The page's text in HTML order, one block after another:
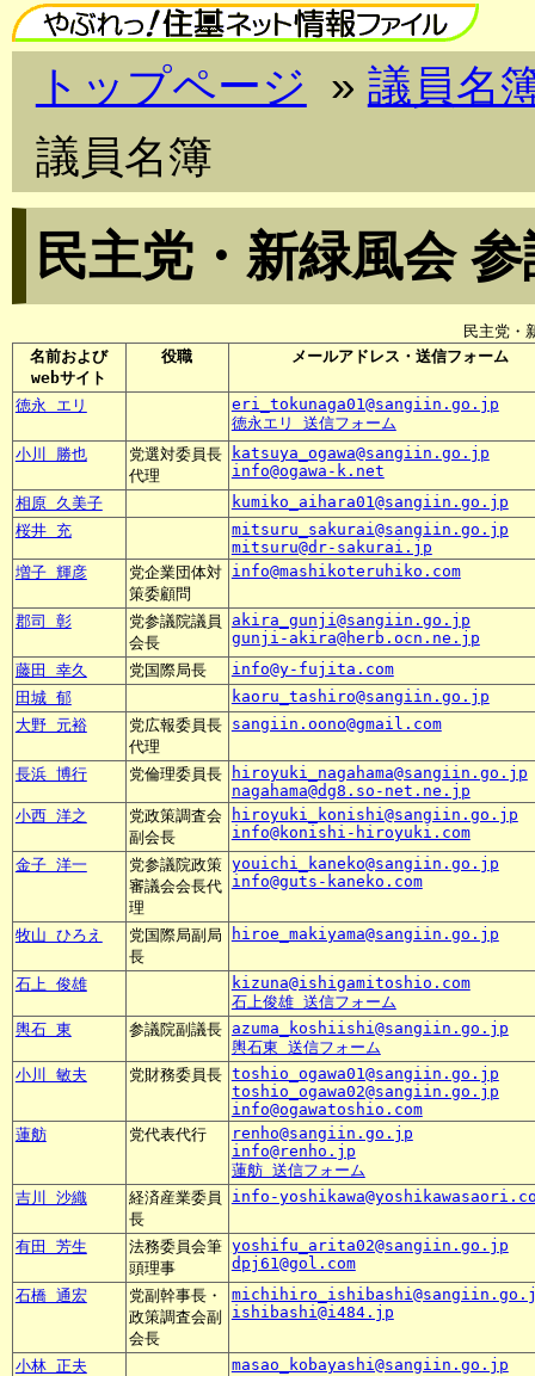
トップページ » 議員名
議員名簿
民主党・新緑風会
民主党・
名前および
webサイト
役職 メールアドレス・送信フォーム
徳永 エリ
eri_tokunaga01@sangiin.go.jp
徳永エリ 送信フォーム
小川 勝也
党選対委員長
代理
katsuya_ogawa@sangiin.go.jp
info@ogawa-k.net
相原 久美子
kumiko_aihara01@sangiin.go.jp
桜井 充
mitsuru_sakurai@sangiin.go.jp
mitsuru@dr-sakurai.jp
増子 輝彦
党企業団体対
策委顧問
info@mashikoteruhiko.com
郡司 彰
党参議院議員
会長
akira_gunji@sangiin.go.jp
gunji-akira@herb.ocn.ne.jp
藤田 幸久
党国際局長
info@y-fujita.com
田城 郁
kaoru_tashiro@sangiin.go.jp
大野 元裕
党広報委員長
代理
sangiin.oono@gmail.com
長浜 博行 党倫理委員長
hiroyuki_nagahama@sangiin.go.jp
nagahama@dg8.so-net.ne.jp
小西 洋之
党政策調査会
副会長
hiroyuki_konishi@sangiin.go.jp
info@konishi-hiroyuki.com
金子 洋一
党参議院政策
審議会会長代
理
youichi_kaneko@sangiin.go.jp
info@guts-kaneko.com
牧山 ひろえ
党国際局副局
長
hiroe_makiyama@sangiin.go.jp
石上 俊雄
kizuna@ishigamitoshio.com
石上俊雄 送信フォーム
輿石 東
参議院副議長
azuma_koshiishi@sangiin.go.jp
輿石東 送信フォーム
小川 敏夫
党財務委員長 toshio_ogawa01@sangiin.go.jp
toshio_ogawa02@sangiin.go.jp
info@ogawatoshio.com
蓮舫
党代表代行
renho@sangiin.go.jp
info@renho.jp
蓮舫 送信フォーム
吉川 沙織
経済産業委員
長
info-
有田 芳生
法務委員会筆
頭理事
yoshifu_arita02@sangiin.go.jp
dpj61@gol.com
石橋 通宏
党副幹事長・
政策調査会副
会長
ishibashi@i484.jp
小林 正夫 masao_kobayashi@sangiin.go.jp